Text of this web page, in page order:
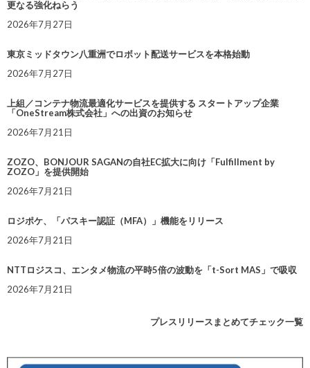
更なる強化ねらう
2026年7月27日
東京ミッドタウン八重洲でロボット配送サービスを本格始動
2026年7月27日
上組／コンテナ物流最適化サービスを提供する スタートアップ企業
「OneStream株式会社」への出資のお知らせ
2026年7月21日
ZOZO、BONJOUR SAGANの自社EC拡大に向け「Fulfillment by
ZOZO」を提供開始
2026年7月21日
ロジポケ、「パスキー認証（MFA）」機能をリリース
2026年7月21日
NTTロジスコ、エンタメ物流の平時5倍の波動を「t-Sort MAS」で吸収
2026年7月21日
プレスリリースまとめてチェック一覧